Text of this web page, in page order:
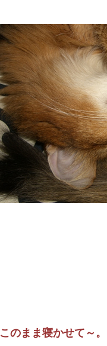
このまま寝かせて～。